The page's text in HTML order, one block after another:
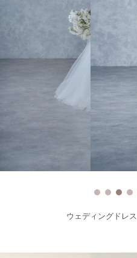
ウェディングドレス